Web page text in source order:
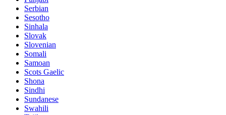
Serbian
Sesotho
Sinhala
Slovak
Slovenian
Somali
Samoan
Scots Gaelic
Shona
Sindhi
Sundanese
Swahili